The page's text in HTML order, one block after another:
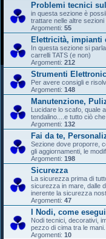
Problemi tecnici
in questa sezione è
trattare nelle altre sezioni
Argomenti: 55
Elettricità, impianti
In questa sezione si
carrelli TATS (e non)
Argomenti: 212
Strumenti
Per avere consigli e
Argomenti: 148
Manutenzione,
Lucidare lo scafo, quale
tendalino....e tutto ciò
Argomenti: 132
Fai da te,
Sezione dove proporre,
gli aggiornamenti, le
Argomenti: 198
Sicurezza
La sicurezza prima di
sicurezza in mare, dalle
inerente la sicurezza
Argomenti: 47
I Nodi, come
Nodi tecnici, decorativi,
pezzo di cima tra le mani.
Argomenti: 10